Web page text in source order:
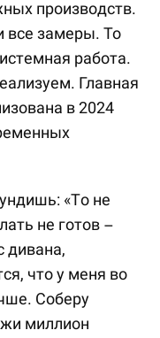
производств.
все замеры. То
работа.
Главная
в 2024
«То не
не готов –
дивана,
что у меня во
Соберу
миллион